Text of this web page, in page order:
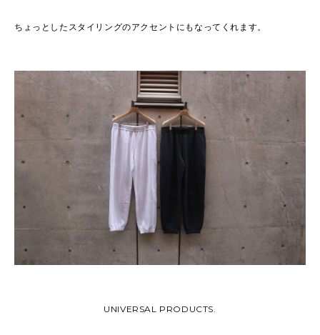
ちょっとしたスタイリングのアクセントにもなってくれます。
UNIVERSAL PRODUCTS.